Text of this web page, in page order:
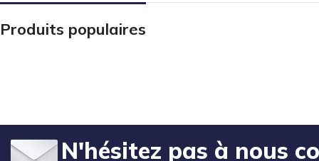
Produits populaires
N'hésitez pas à nous